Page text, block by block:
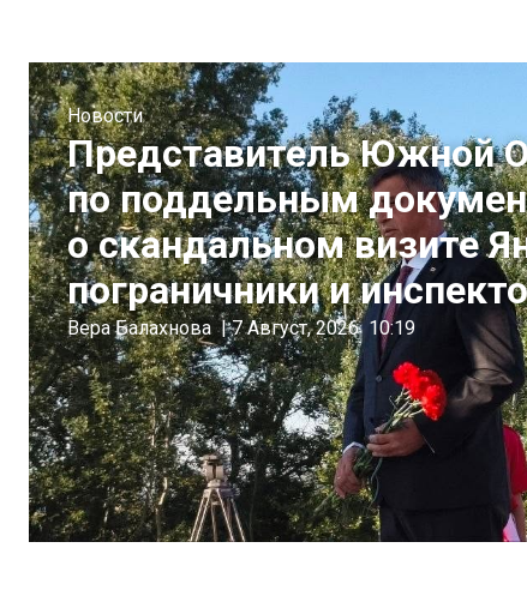
Новости
Представитель Южной
по поддельным
о скандальном визите
пограничники и
Вера Балахнова | 7 Август, 2026 10:19